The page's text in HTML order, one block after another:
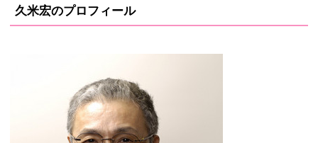
久米宏のプロフィール